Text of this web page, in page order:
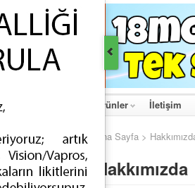
Ürünler İletişim
Ana Sayfa >
Hakkımızda